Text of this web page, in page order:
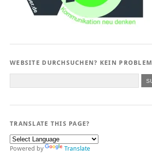
WEBSITE DURCHSUCHEN? KEIN
TRANSLATE THIS PAGE?
Powered by Translate